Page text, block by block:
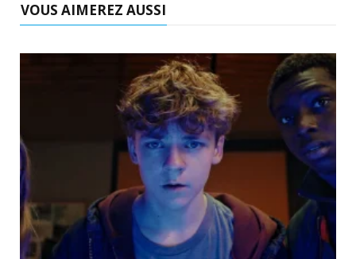
VOUS AIMEREZ AUSSI